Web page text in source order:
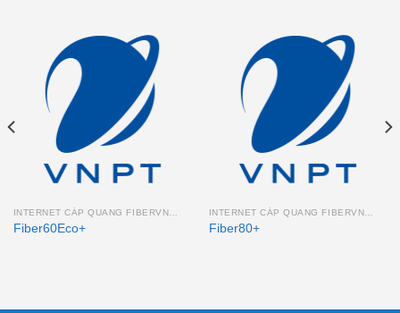
Fiber60Eco+ Fiber80+